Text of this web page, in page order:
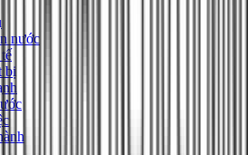
nước
bị